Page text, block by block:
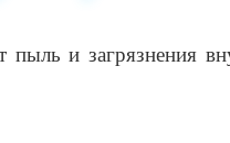
пыль и загрязнения